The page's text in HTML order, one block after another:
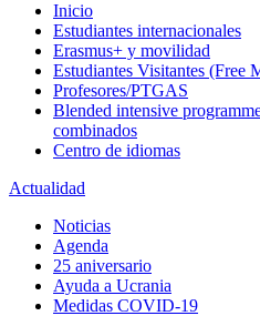
Inicio
Estudiantes internacionales
Erasmus+ y movilidad
Estudiantes Visitantes (Free
Profesores/PTGAS
Blended intensive
combinados
Centro de idiomas
Actualidad
Noticias
Agenda
25 aniversario
Ayuda a Ucrania
Medidas COVID-19